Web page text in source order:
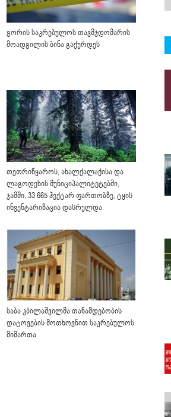
გორის საკრებულოს თავმჯდომარის
მოადგილის ბინა გაქურდეს
თეთრიწყაროს, ახალქალაქისა და
ლაგოდეხის მუნიციპალიტეტებში,
ჯამში, 33 665 ჰექტარ ფართობზე, ტყის
ინვენტარიზაცია დასრულდა
საბა კბილაშვილმა თანამდებობის
დატოვების მოთხოვნით საკრებულოს
მიმართა